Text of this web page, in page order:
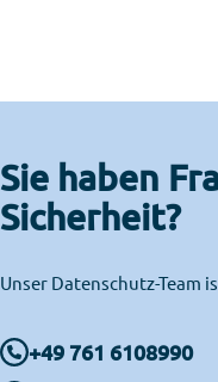
Sie haben
Sicherheit?
Unser Datenschutz-Team
+49 761 6108990